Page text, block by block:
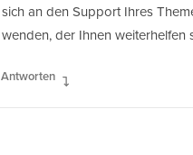
sich an den Support Ihres
wenden, der Ihnen weiterhelfen
Antworten